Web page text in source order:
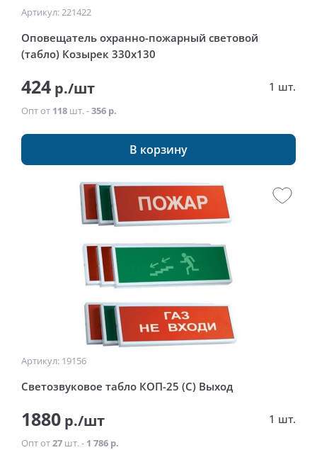
Артикул: 221422
Оповещатель охранно-пожарный световой
(табло) Козырек 330х130
424 р./шт 1 шт.
Опт от 118 шт. -356 р.
В корзину
Артикул: 19156
Светозвуковое табло КОП-25 (С) Выход
1880 р./шт 1 шт.
Опт от27 шт. - 1 786 р.